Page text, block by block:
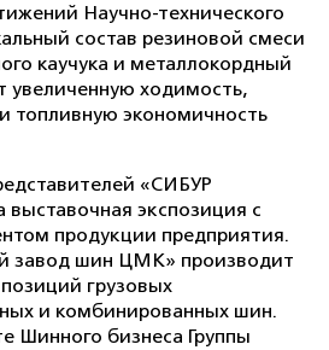
Научно-технического
состав резиновой смеси
каучука и металлокордный
увеличенную ходимость,
топливную экономичность
«СИБУР
выставочная экспозиция с
продукции предприятия.
завод шин ЦМК» производит
грузовых
и комбинированных шин.
Шинного бизнеса Группы